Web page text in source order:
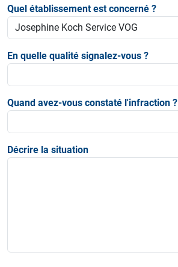
Quel établissement est concerné ?
En quelle qualité signalez-vous ?
Quand avez-vous constaté l'infraction ?
Décrire la situation